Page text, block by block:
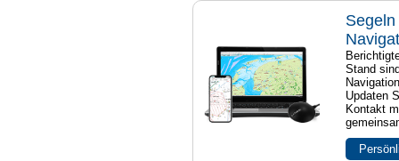
Stand
Updaten
Kontakt